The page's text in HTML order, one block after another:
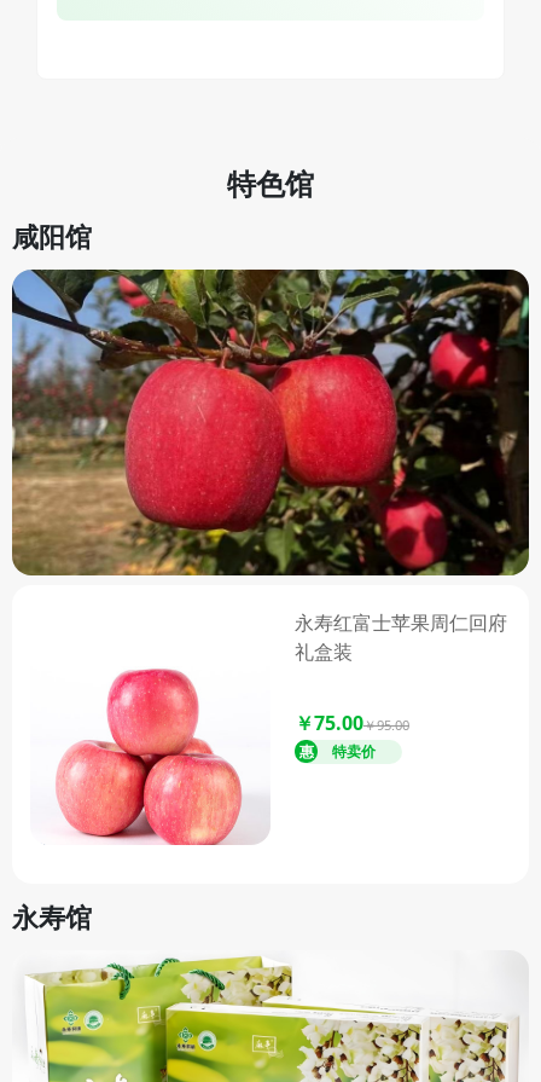
年就被农业部确定为全国七大山
楂基地县之一，如今更是全国最
密集，果皮较粗糙，果实近圆稍
扁，顶部具有五棱，果面鲜红或
鲜枣红，披腊光，果肉粉白至粉
红，肉质紧密，味酸稍甜，内含
多种微量元素，营养丰富。 绛
县大樱桃也备受青睐，因特殊的
山区小气候，这里的大樱桃不仅
生长快、结果早、成熟早，而且
果个大、色浓、口感好，耐储
运，极具市场竞争力，绛县已成
区，华北地区最大的樱桃生产基
地。此外，店内还有口感独特、
晚熟质优、味美耐贮的绛县苹
果。 绛县特产馆坚持为大家提
供绿色、天然、健康的农产品，
让您品尝到原汁原味的绛县味
道，感受绛县的独特魅力。
特色馆
咸阳馆
永寿红富士苹果周仁回府
礼盒装
￥75.00￥95.00
永寿馆